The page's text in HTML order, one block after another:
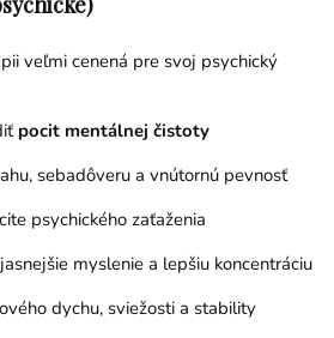
veľmi cenená pre svoj psychický
pocit mentálnej čistoty
sebadôveru a vnútornú pevnosť
psychického zaťaženia
myslenie a lepšiu koncentráciu
dychu, sviežosti a stability